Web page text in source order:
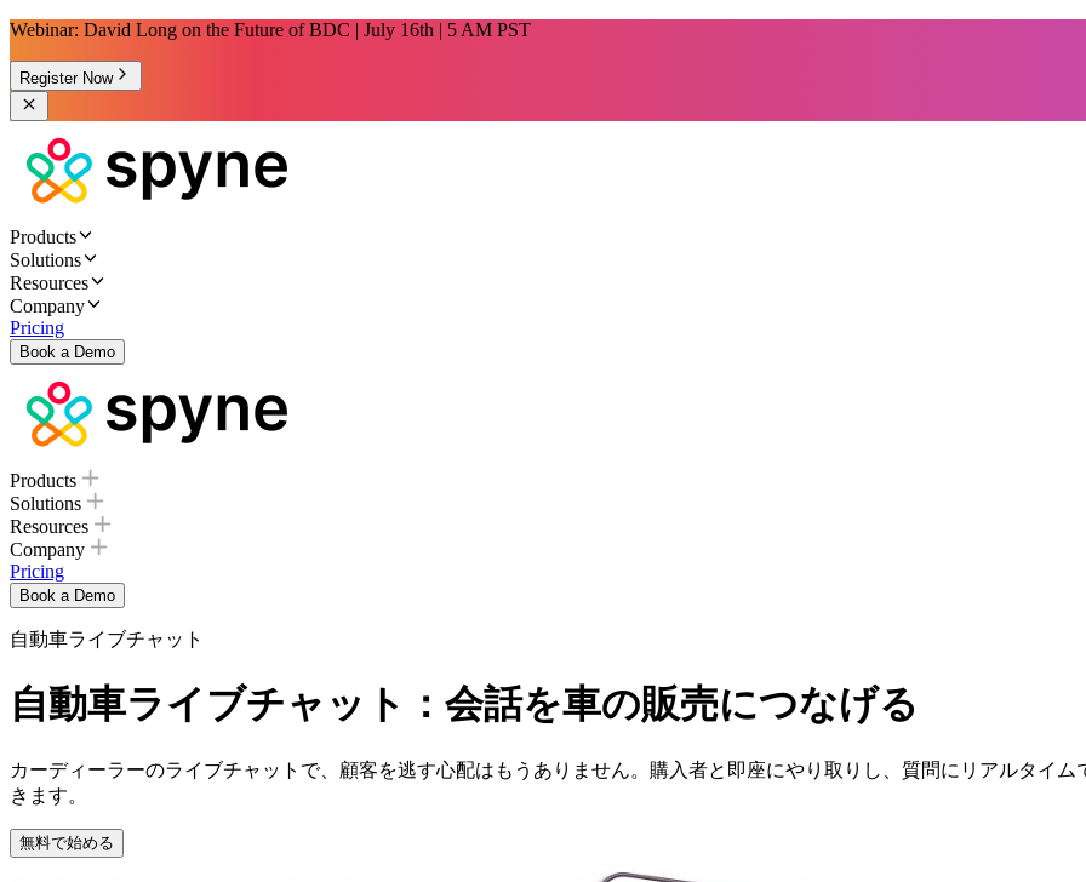
Webinar: David Long on the Future of BDC | July 16th | 5 AM PST
Register Now
Products
Solutions
Resources
Company
Pricing
Book a Demo
Products
Solutions
Resources
Company
Pricing
Book a Demo
自動車ライブチャット
自動車ライブチャット：会話を車の販売につなげる
カーディーラーのライブチャットで、顧客を逃す心配はもうありません。購入者と即座にやり取りし、質問にリアルタイ
きます。
無料で始める